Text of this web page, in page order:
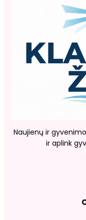
Naujienų ir
ir aplink